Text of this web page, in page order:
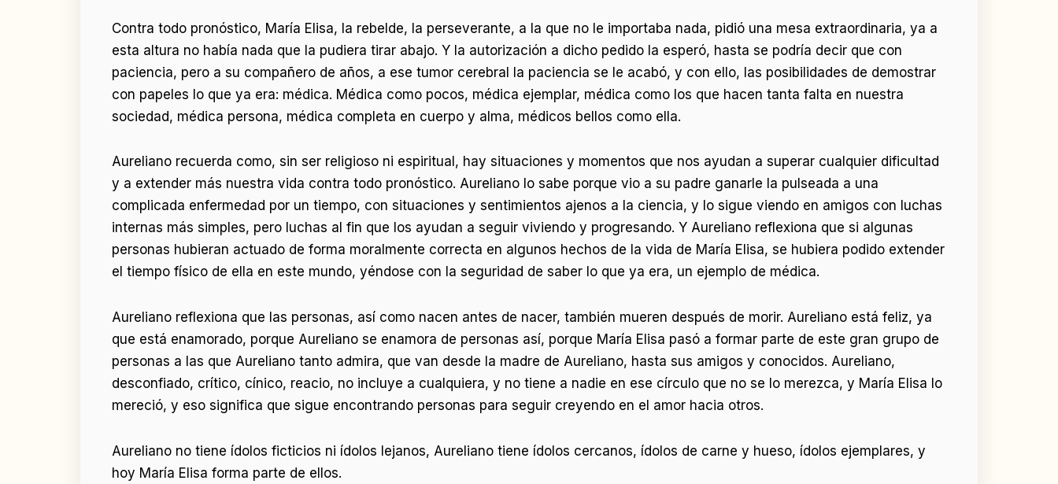
Contra todo pronóstico, María Elisa, la rebelde, la perseverante, a la que no le importaba nada, pidió una mesa extraordinaria, ya a
esta altura no había nada que la pudiera tirar abajo. Y la autorización a dicho pedido la esperó, hasta se podría decir que con
paciencia, pero a su compañero de años, a ese tumor cerebral la paciencia se le acabó, y con ello, las posibilidades de demostrar
con papeles lo que ya era: médica. Médica como pocos, médica ejemplar, médica como los que hacen tanta falta en nuestra
sociedad, médica persona, médica completa en cuerpo y alma, médicos bellos como ella.
Aureliano recuerda como, sin ser religioso ni espiritual, hay situaciones y momentos que nos ayudan a superar cualquier dificultad
y a extender más nuestra vida contra todo pronóstico. Aureliano lo sabe porque vio a su padre ganarle la pulseada a una
complicada enfermedad por un tiempo, con situaciones y sentimientos ajenos a la ciencia, y lo sigue viendo en amigos con luchas
internas más simples, pero luchas al fin que los ayudan a seguir viviendo y progresando. Y Aureliano reflexiona que si algunas
personas hubieran actuado de forma moralmente correcta en algunos hechos de la vida de María Elisa, se hubiera podido extender
el tiempo físico de ella en este mundo, yéndose con la seguridad de saber lo que ya era, un ejemplo de médica.
Aureliano reflexiona que las personas, así como nacen antes de nacer, también mueren después de morir. Aureliano está feliz, ya
que está enamorado, porque Aureliano se enamora de personas así, porque María Elisa pasó a formar parte de este gran grupo de
personas a las que Aureliano tanto admira, que van desde la madre de Aureliano, hasta sus amigos y conocidos. Aureliano,
desconfiado, crítico, cínico, reacio, no incluye a cualquiera, y no tiene a nadie en ese círculo que no se lo merezca, y María Elisa lo
mereció, y eso significa que sigue encontrando personas para seguir creyendo en el amor hacia otros.
Aureliano no tiene ídolos ficticios ni ídolos lejanos, Aureliano tiene ídolos cercanos, ídolos de carne y hueso, ídolos ejemplares, y
hoy María Elisa forma parte de ellos.